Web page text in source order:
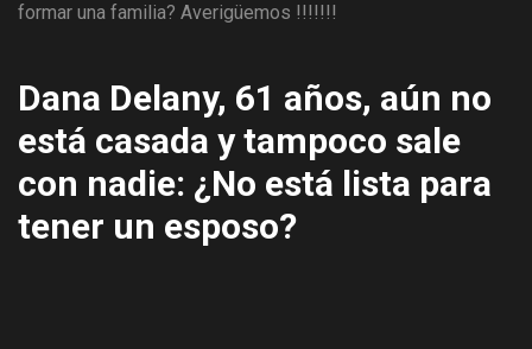
formar una familia? Averigüemos !!!!!!!
Dana Delany, 61 años, aún no
está casada y tampoco sale
con nadie: ¿No está lista para
tener un esposo?